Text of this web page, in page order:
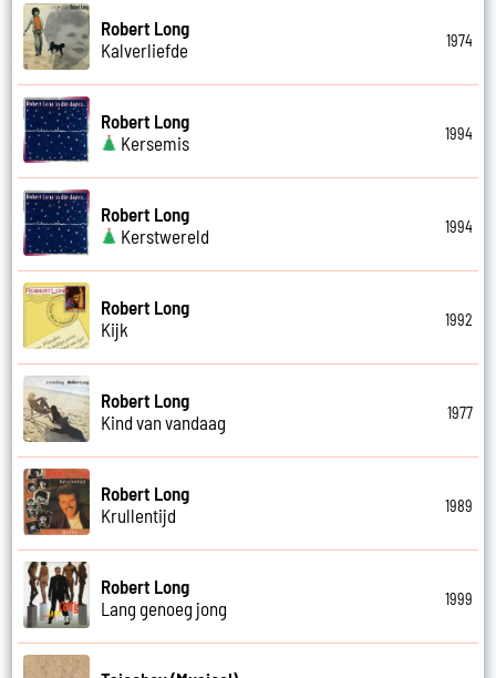
Robert Long
Kalverliefde
1974
Robert Long
Kersemis
1994
Robert Long
Kerstwereld
1994
Robert Long
Kijk
1992
Robert Long
Kind van vandaag
1977
Robert Long
Krullentijd
1989
Robert Long
Lang genoeg jong
1999